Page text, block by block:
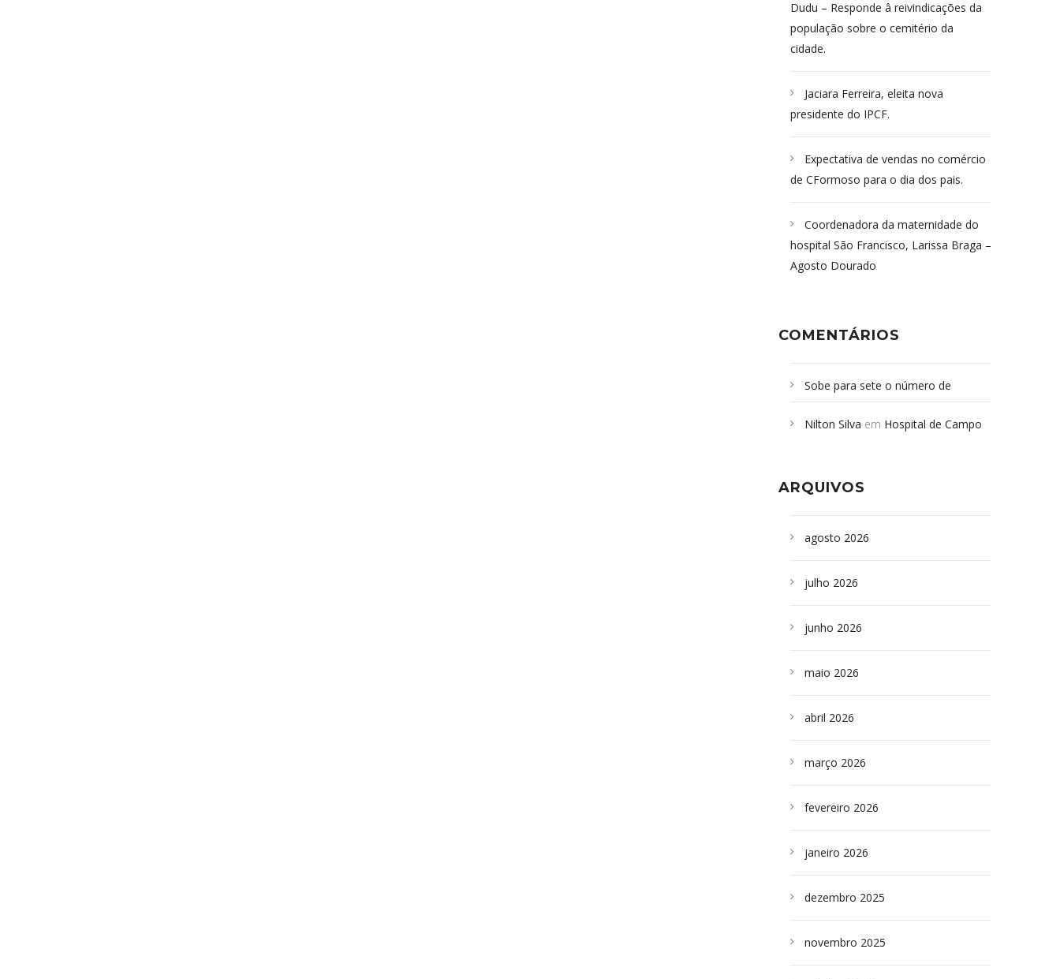
Dudu – Responde â reivindicações da
população sobre o cemitério da
cidade.
Jaciara Ferreira, eleita nova
presidente do IPCF.
Expectativa de vendas no comércio
de CFormoso para o dia dos pais.
Coordenadora da maternidade do
hospital São Francisco, Larissa Braga –
Agosto Dourado
COMENTÁRIOS
Sobe para sete o número de
desabamento em São Paulo - Revista
sepultados em SP
Nilton Silva em Hospital de Campo
ARQUIVOS
agosto 2026
julho 2026
junho 2026
maio 2026
abril 2026
março 2026
fevereiro 2026
janeiro 2026
dezembro 2025
novembro 2025